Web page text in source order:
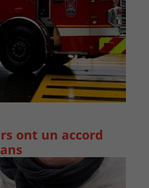
ont un accord